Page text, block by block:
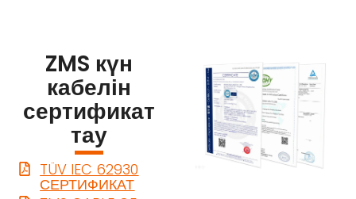
ZMS күн
кабелін
сертификат
тау
TÜV IEC 62930
СЕРТИФИКАТ